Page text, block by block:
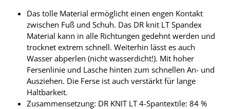
Das tolle Material ermöglicht einen engen Kontakt
zwischen Fuß und Schuh. Das DR knit LT Spandex
Material kann in alle Richtungen gedehnt werden und
trocknet extrem schnell. Weiterhin lässt es auch
Wasser abperlen (nicht wasserdicht!). Mit hoher
Fersenlinie und Lasche hinten zum schnellen An- und
Ausziehen. Die Ferse ist auch verstärkt für lange
Haltbarkeit.
Zusammensetzung: DR KNIT LT 4-Spantextile: 84 %